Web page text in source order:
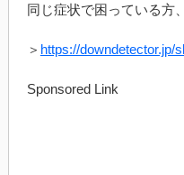
同じ症状で困っている方
＞ https://downdetector.jp/
Sponsored Link